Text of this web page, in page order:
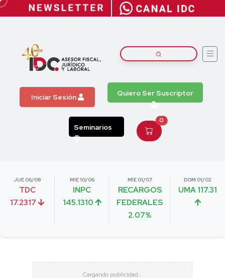
Iniciar Sesión Quiero Ser Suscriptor
Seminarios
0
JUE 06/08
TDC
17.2317
MIE 10/06
INPC
145.1310
MIE 01/07
RECARGOS
FEDERALES
2.07%
DOM 01/02
UMA 117.31